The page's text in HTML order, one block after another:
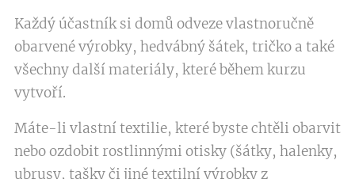
Každý účastník si domů odveze vlastnoručně
obarvené výrobky, hedvábný šátek, tričko a také
všechny další materiály, které během kurzu
vytvoří.
Máte-li vlastní textilie, které byste chtěli obarvit
nebo ozdobit rostlinnými otisky (šátky, halenky,
ubrusy, tašky či jiné textilní výrobky z